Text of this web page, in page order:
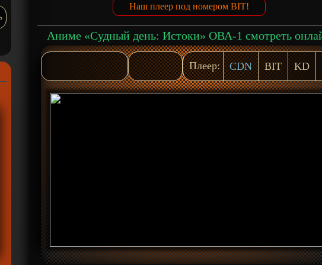
Наш плеер под номером BIT!
Аниме «Судный день: Истоки» ОВА-1 смотреть
Плеер: CDN BIT KD